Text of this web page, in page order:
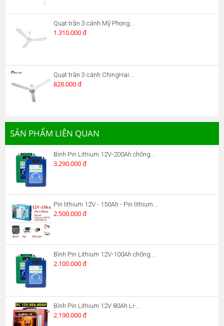
Quạt trần 3 cánh Mỹ Phong...
1.310.000 đ
Quạt trần 3 cánh ChingHai...
828.000 đ
SẢN PHẨM LIÊN QUAN
Bình Pin Lithium 12V-200Ah chống...
3.290.000 đ
Pin lithium 12V - 150Ah - Pin lithium...
2.500.000 đ
Bình Pin Lithium 12V-100Ah chống...
2.100.000 đ
Bình Pin Lithium 12V 80Ah Li-...
2.190.000 đ